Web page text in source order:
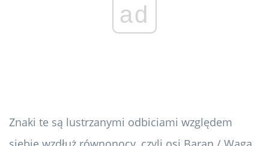
ad
Znaki te są lustrzanymi odbiciami względem